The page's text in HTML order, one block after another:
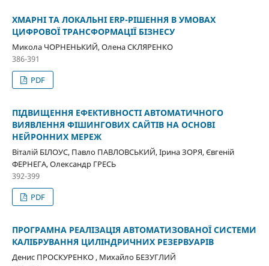
ХМАРНІ ТА ЛОКАЛЬНІ ERP-РІШЕННЯ В УМОВАХ
ЦИФРОВОЇ ТРАНСФОРМАЦІЇ БІЗНЕСУ
Микола ЧОРНЕНЬКИЙ, Олена СКЛЯРЕНКО
386-391
PDF
ПІДВИЩЕННЯ ЕФЕКТИВНОСТІ АВТОМАТИЧНОГО
ВИЯВЛЕННЯ ФІШИНГОВИХ САЙТІВ НА ОСНОВІ
НЕЙРОННИХ МЕРЕЖ
Віталій БІЛОУС, Павло ПАВЛОВСЬКИЙ, Ірина ЗОРЯ, Євгеній
ФЕРНЕГА, Олександр ГРЕСЬ
392-399
PDF
ПРОГРАМНА РЕАЛІЗАЦІЯ АВТОМАТИЗОВАНОЇ СИСТЕМИ
КАЛІБРУВАННЯ ЦИЛІНДРИЧНИХ РЕЗЕРВУАРІВ
Денис ПРОСКУРЕНКО , Михайло БЕЗУГЛИЙ